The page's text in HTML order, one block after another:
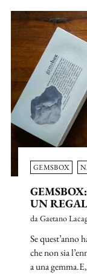
GEMSBOX
UN
da Gaetano
Se quest’anno
che non sia
a una